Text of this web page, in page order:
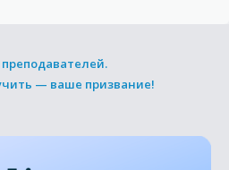
— ваше призвание!